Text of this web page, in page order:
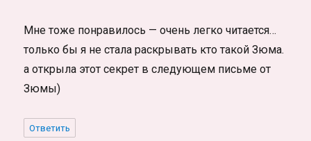
Мне тоже понравилось — очень легко читается…
только бы я не стала раскрывать кто такой Зюма.
а открыла этот секрет в следующем письме от
Зюмы)
Ответить